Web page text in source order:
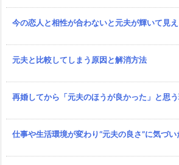
今の恋人と相性が合わないと元夫が輝いて見
元夫と比較してしまう原因と解消方法
再婚してから「元夫のほうが良かった」と思
仕事や生活環境が変わり“元夫の良さ”に気づ